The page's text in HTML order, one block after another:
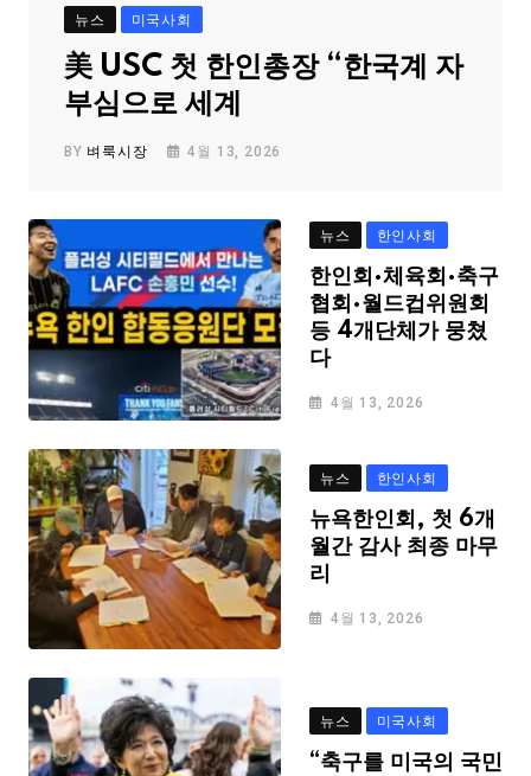
뉴스 미국사회
美 USC 첫 한인총장 “한국계 자
부심으로 세계
BY 벼룩시장 4월 13, 2026
뉴스 한인사회
한인회·체육회·축구
협회·월드컵위원회
등 4개단체가 뭉쳤
다
4월 13, 2026
뉴스 한인사회
뉴욕한인회, 첫 6개
월간 감사 최종 마무
리
4월 13, 2026
뉴스 미국사회
“축구를 미국의 국민